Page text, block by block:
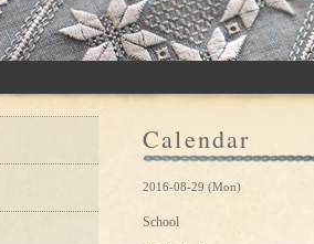
Calendar
2016-08-29 (Mon)
School